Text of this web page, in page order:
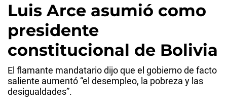
Luis Arce asumió como
presidente
constitucional de Bolivia
El flamante mandatario dijo que el gobierno de facto
saliente aumentó “el desempleo, la pobreza y las
desigualdades”.